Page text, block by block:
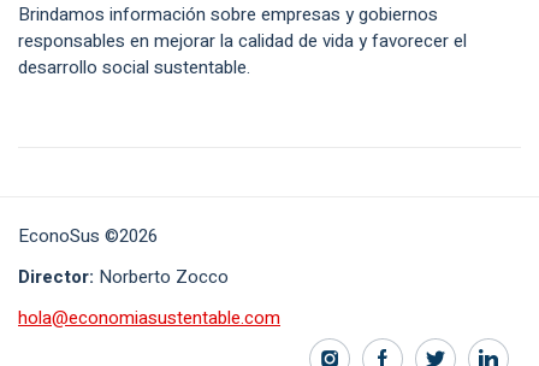
Brindamos información sobre empresas y gobiernos
responsables en mejorar la calidad de vida y favorecer el
desarrollo social sustentable.
EconoSus ©2026
Director: Norberto Zocco
hola@economiasustentable.com